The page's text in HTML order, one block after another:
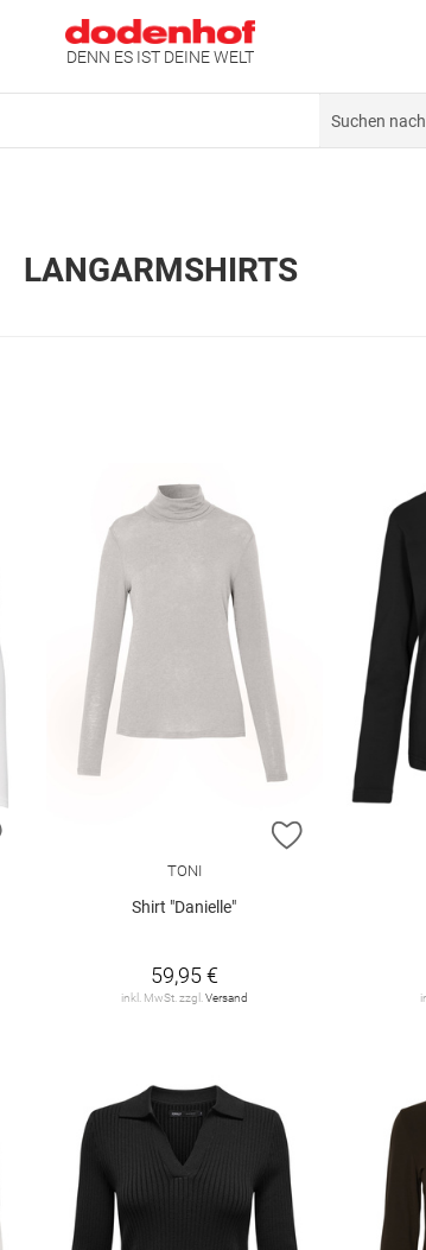
DENN ES IST DEINE WELT
LANGARMSHIRTS
ZUR WUNSCHLISTE HINZUFÜGEN ZUR
TONI
Shirt "Danielle"
59,95 €
inkl. MwSt. zzgl.Versand